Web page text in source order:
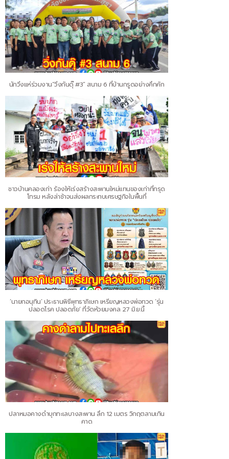
นักวิ่งแห่ร่วมงาน“วิ่งกันดุ๊ #3” สนาม 6 ที่บ้านกรูดอย่างคึกคัก
ชาวบ้านคลองเก่า ร้องให้เร่งสร้างสะพานใหม่แทนของเก่าที่ทรุด
โทรม หลังล่าช้าจนส่งผลกระทบเศรษฐกิจในพื้นที่
‘นายกอนุทิน’ ประธานพิธีพุทธาภิเษก เหรียญหลวงพ่อทวด ‘รุ่น
ปลอดโรค ปลอดภัย’ ที่วัดห้วยมงคล 27 มิ.ย.นี้
ปลาหมอคางดำบุกทะเลบางสะพาน ลึก 12 เมตร วิกฤตลามเกิน
คาด